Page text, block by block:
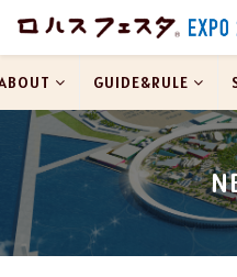
GUIDE&RULE